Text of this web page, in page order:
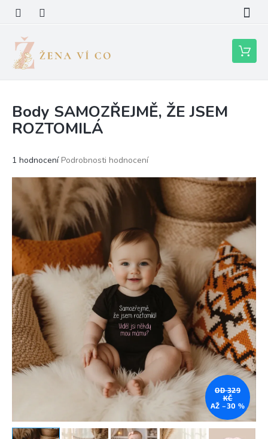
obsah
Nákupní
košík
Body SAMOZŘEJMĚ, ŽE JSEM
ROZTOMILÁ
Průměrné
produktu
4,0
z
5
hvězdiček.
1 hodnocení Podrobnosti hodnocení
OD 329
KČ
AŽ –30 %